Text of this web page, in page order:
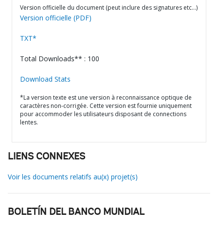
Version officielle du document (peut inclure des signatures etc…)
Version officielle (PDF)
TXT*
Total Downloads** : 100
Download Stats
*La version texte est une version à reconnaissance optique de
caractères non-corrigée. Cette version est fournie uniquement
pour accommoder les utilisateurs disposant de connections
lentes.
LIENS CONNEXES
Voir les documents relatifs au(x) projet(s)
BOLETÍN DEL BANCO MUNDIAL